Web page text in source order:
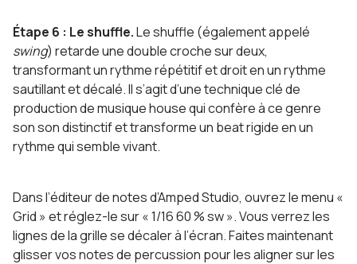
Étape 6 : Le shuffle.Le shuffle (également appelé
swing) retarde une double croche sur deux,
transformant un rythme répétitif et droit en un rythme
sautillant et décalé. Il s’agit d’une technique clé de
production de musique house qui confère à ce genre
son son distinctif et transforme un beat rigide en un
rythme qui semble vivant.
Dans l’éditeur de notes d’Amped Studio, ouvrez le menu «
Grid » et réglez-le sur « 1/16 60 % sw ». Vous verrez les
lignes de la grille se décaler à l’écran. Faites maintenant
glisser vos notes de percussion pour les aligner sur les